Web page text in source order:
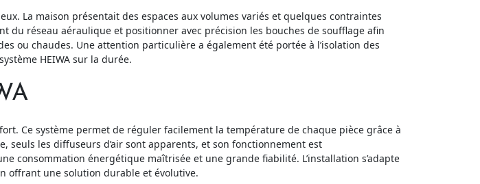
La maison présentait des espaces aux volumes variés et quelques contraintes
du réseau aéraulique et positionner avec précision les bouches de soufflage afin
ou chaudes. Une attention particulière a également été portée à l’isolation des
HEIWA sur la durée.
Ce système permet de réguler facilement la température de chaque pièce grâce à
seuls les diffuseurs d’air sont apparents, et son fonctionnement est
consommation énergétique maîtrisée et une grande fiabilité. L’installation s’adapte
offrant une solution durable et évolutive.